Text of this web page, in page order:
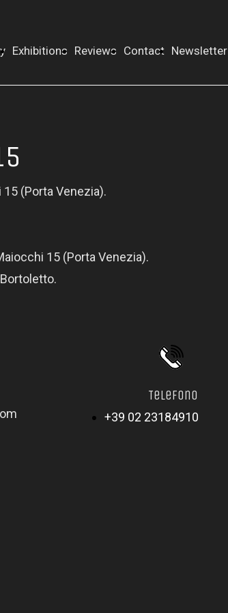
Exhibitions Reviews Contact Newsletter
(Porta Venezia).
15 (Porta Venezia).
Telefono
+39 02 23184910